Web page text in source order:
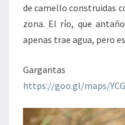
de camello construidas
zona. El río, que
apenas trae agua, pero
https://goo.gl/maps/